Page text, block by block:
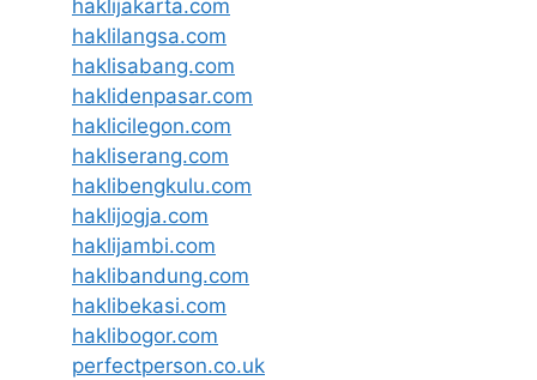
haklijakarta.com
haklilangsa.com
haklisabang.com
haklidenpasar.com
haklicilegon.com
hakliserang.com
haklibengkulu.com
haklijogja.com
haklijambi.com
haklibandung.com
haklibekasi.com
haklibogor.com
perfectperson.co.uk